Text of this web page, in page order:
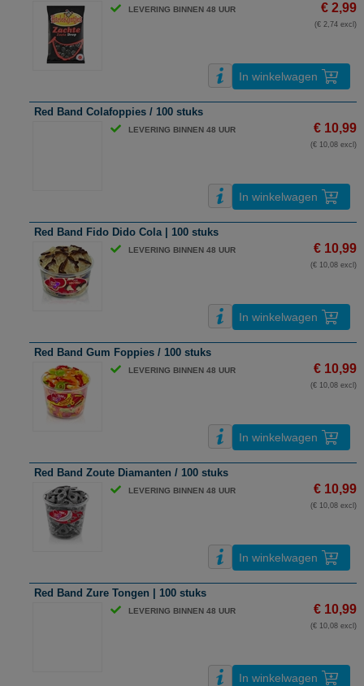
LEVERING BINNEN 48 UUR € 2,99
(€ 2,74 excl)
In winkelwagen
Red Band Colafoppies / 100 stuks
LEVERING BINNEN 48 UUR € 10,99
(€ 10,08 excl)
In winkelwagen
Red Band Fido Dido Cola | 100 stuks
LEVERING BINNEN 48 UUR € 10,99
(€ 10,08 excl)
In winkelwagen
Red Band Gum Foppies / 100 stuks
LEVERING BINNEN 48 UUR € 10,99
(€ 10,08 excl)
In winkelwagen
Red Band Zoute Diamanten / 100 stuks
LEVERING BINNEN 48 UUR € 10,99
(€ 10,08 excl)
In winkelwagen
Red Band Zure Tongen | 100 stuks
LEVERING BINNEN 48 UUR € 10,99
(€ 10,08 excl)
In winkelwagen